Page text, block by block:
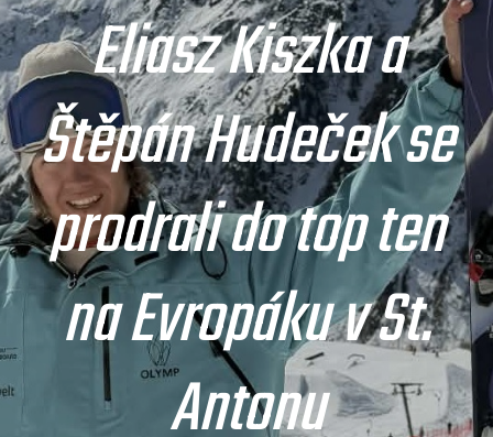
Eliasz Kiszka a
Štěpán Hudeček se
prodrali do top ten
na Evropáku v St.
Antonu